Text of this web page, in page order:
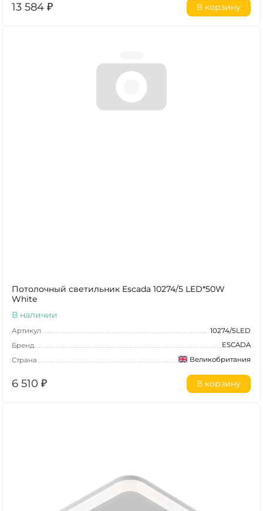
13 584 ₽ В корзину
Потолочный светильник Escada 10274/5 LED*50W
White
В наличии
Артикул
10274/5LED
Бренд
ESCADA
Страна
Великобритания
6 510 ₽ В корзину